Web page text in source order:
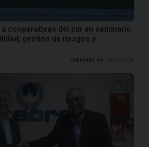
cooperativas del sur en seminario
gestión de riesgos y
Publicado em: 15/07/2026